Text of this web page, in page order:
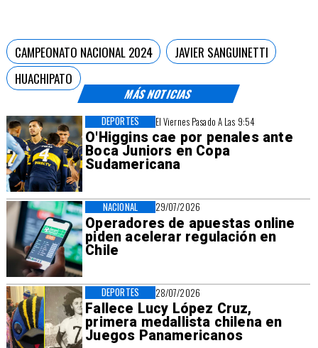
MÁS NOTICIAS
El Viernes Pasado A Las 9:54
O'Higgins cae por penales ante
Boca Juniors en Copa
Sudamericana
DEPORTES
29/07/2026
Operadores de apuestas online
piden acelerar regulación en
Chile
NACIONAL
28/07/2026
Fallece Lucy López Cruz,
primera medallista chilena en
Juegos Panamericanos
DEPORTES
CAMPEONATO NACIONAL 2024
JAVIER SANGUINETTI
HUACHIPATO